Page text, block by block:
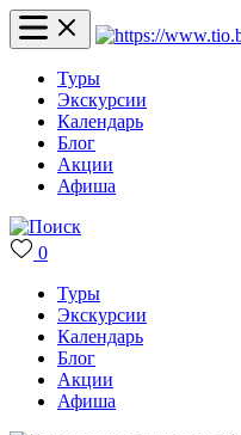
Туры
Экскурсии
Календарь
Блог
Акции
Афиша
0
Туры
Экскурсии
Календарь
Блог
Акции
Афиша